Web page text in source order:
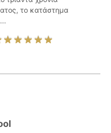
το κατάστημα